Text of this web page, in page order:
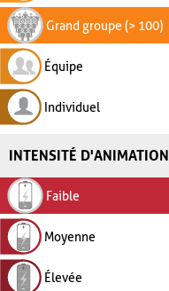
Grand groupe (> 100)
Équipe
Individuel
INTENSITÉ D'ANIMATION
Faible
Moyenne
Élevée